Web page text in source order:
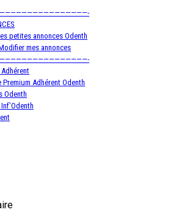
petites annonces Odenth
mes annonces
Adhérent Odenth
Odenth